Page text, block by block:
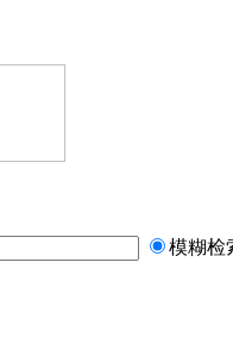
模糊检